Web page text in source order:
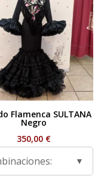
Flamenca SULTANA
Negro
350,00 €